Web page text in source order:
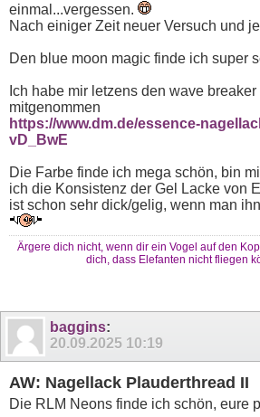
einmal...vergessen.
Nach einiger Zeit neuer Versuch und
Den blue moon magic finde ich super
Ich habe mir letzens den wave
mitgenommen
https://www.dm.de/essence-
vD_BwE
Die Farbe finde ich mega schön, bin
ich die Konsistenz der Gel Lacke von
ist schon sehr dick/gelig, wenn man
Ärgere dich nicht, wenn dir ein Vogel auf den
dich, dass Elefanten nicht fliegen
baggins:
20.09.2025 10:19
AW: Nagellack Plauderthread II
Die RLM Neons finde ich schön, eure